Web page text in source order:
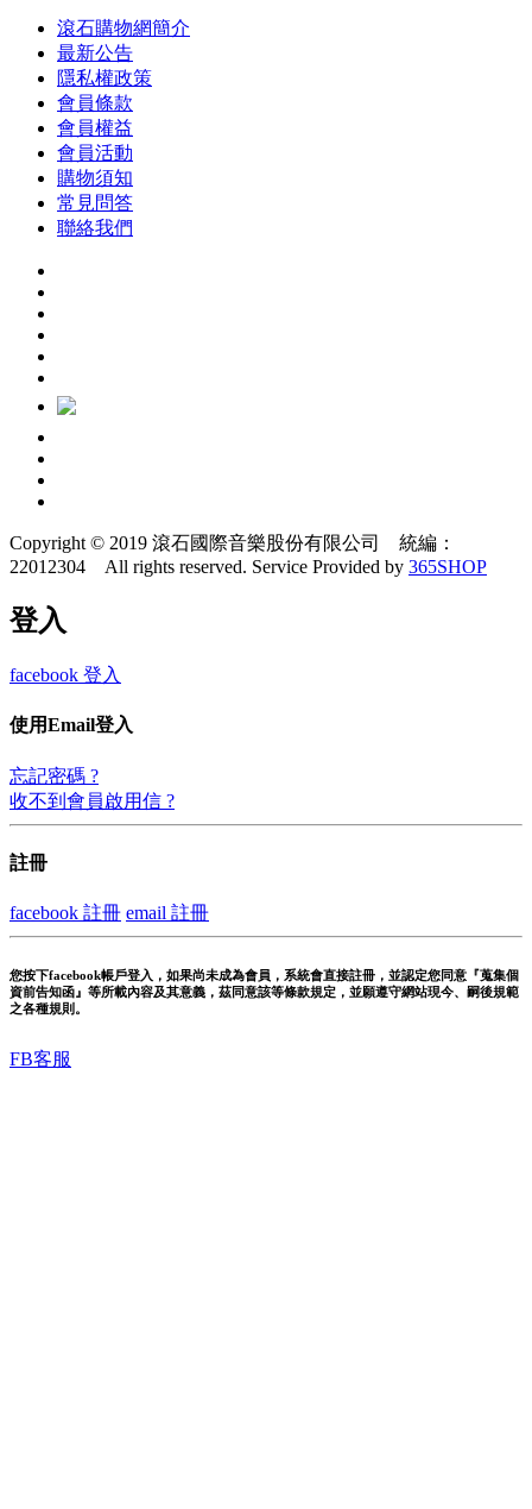
滾石購物網簡介
最新公告
隱私權政策
會員條款
會員權益
會員活動
購物須知
常見問答
聯絡我們
Copyright © 2019 滾石國際音樂股份有限公司 統編：
22012304 All rights reserved. Service Provided by 365SHOP
登入
facebook 登入
使用Email登入
忘記密碼 ?
收不到會員啟用信 ?
註冊
facebook 註冊 email 註冊
您按下facebook帳戶登入，如果尚未成為會員，系統會直接註冊，並認定您同意『蒐集個
資前告知函』等所載內容及其意義，茲同意該等條款規定，並願遵守網站現今、嗣後規範
之各種規則。
FB客服